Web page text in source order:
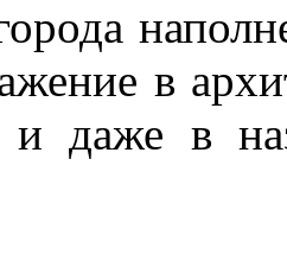
в
даже в